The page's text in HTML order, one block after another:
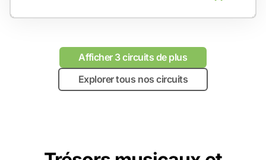
Afficher 3 circuits de plus
Explorer tous nos circuits